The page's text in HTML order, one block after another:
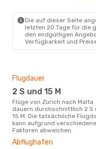
1 Zwischenstopp
1 Zwischenstopp
MLA- ZRH
Die auf dieser Seite
letzten 20 Tage für die
den endgültigen
Verfügbarkeit und
Flugdauer
2 S und 15 M
Flüge von Zürich nach Malta
dauern durchschnittlich 2 S
15 M. Die tatsächliche
kann aufgrund
Faktoren abweichen.
Abflughafen